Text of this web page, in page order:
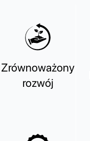
Zrównoważony
rozwój